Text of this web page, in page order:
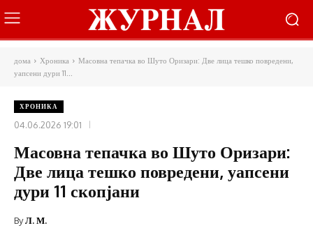
дома Хроника
Масовна тепачка во Шуто Оризари: Две лица тешко повредени,
уапсени дури 11...
ХРОНИКА
04.06.2026 19:01
Масовна тепачка во Шуто Оризари:
Две лица тешко повредени, уапсени
дури 11 скопјани
ByЛ. М.